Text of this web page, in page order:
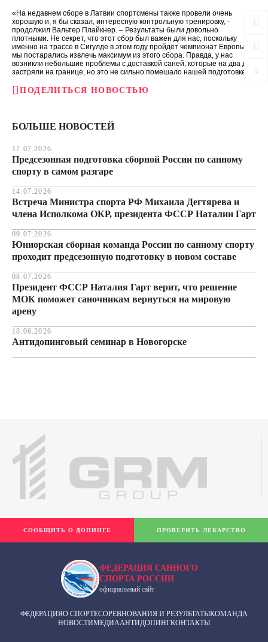
«На недавнем сборе в Латвии спортсмены также провели очень
хорошую и, я бы сказал, интересную контрольную тренировку, -
продолжил Вальтер Плайкнер. – Результаты были довольно
плотными. Не секрет, что этот сбор был важен для нас, поскольку
именно на трассе в Сигулде в этом году пройдёт чемпионат Европы. И
мы постарались извлечь максимум из этого сбора. Правда, у нас
возникли небольшие проблемы с доставкой саней, которые на два дня
застряли на границе, но это не сильно помешало нашей подготовке».
ПОДЕЛИТЬСЯ НОВОСТЬЮ
БОЛЬШЕ НОВОСТЕЙ
17.07.2026
Предсезонная подготовка сборной России по санному
спорту в самом разгаре
14.07.2026
Встреча Министра спорта РФ Михаила Дегтярева и
члена Исполкома ОКР, президента ФССР Наталии Гарт
09.07.2026
Юниорская сборная команда России по санному спорту
проходит предсезонную подготовку в новом составе
08.07.2026
Президент ФССР Наталия Гарт верит, что решение
МОК поможет саночникам вернуться на мировую
арену
18.06.2026
Антидопинговый семинар в Новогорске
ФЕДЕРАЦИЯ САННОГО
СПОРТА РОССИИ
официальный сайт
ФЕДЕРАЦИЯО СПОРТЕСОРЕВНОВАНИЯ И РЕЗУЛЬТАТЫКОМАНДА
НОВОСТИМЕДИААНТИДОПИНГКОНТАКТЫ
СООБЩИТЬ О ДОПИНГЕ ПРОВЕРИТЬ ЛЕКАРСТВО